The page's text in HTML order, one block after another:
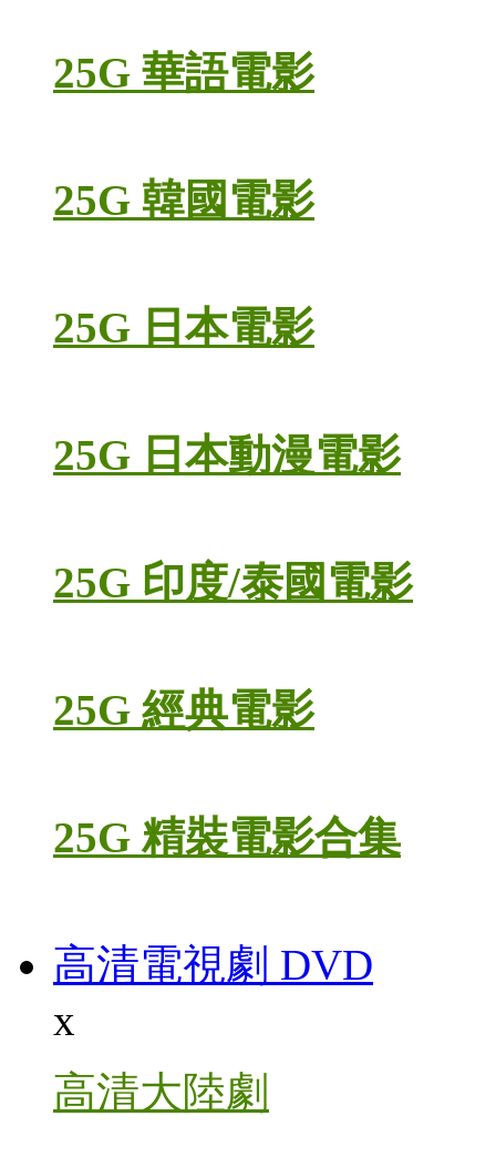
25G 華語電影
25G 韓國電影
25G 日本電影
25G 日本動漫電影
25G 印度/泰國電影
25G 經典電影
25G 精裝電影合集
高清電視劇 DVD
x
高清大陸劇